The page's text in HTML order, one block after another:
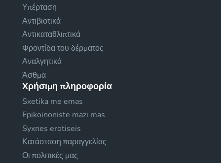
Υπέρταση
Αντιβιοτικά
Αντικαταθλιπτικά
Φροντίδα του δέρματος
Αναλγητικά
Άσθμα
Χρήσιμη πληροφορία
Sxetika me emas
Epikoinoniste mazi mas
Syxnes erotiseis
Κατάσταση παραγγελίας
Οι πολιτικές μας